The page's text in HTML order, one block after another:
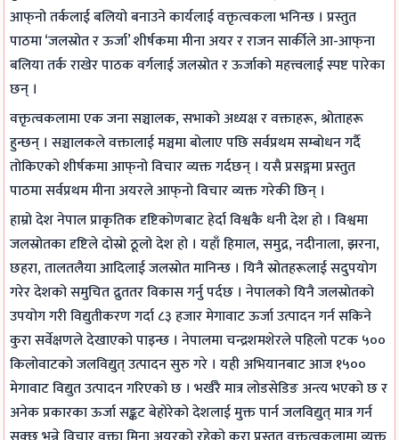
आफ्‌नो तर्कलाई बलियो बनाउने कार्यलाई वक्तृत्वकला भनिन्छ । प्रस्तुत
पाठमा ‘जलस्रोत र ऊर्जा’ शीर्षकमा मीना अयर र राजन सार्कीले आ-आफ्‌ना
बलिया तर्क राखेर पाठक वर्गलाई जलस्रोत र ऊर्जाको महत्त्वलाई स्पष्ट पारेका
छन् ।
वक्तृत्वकलामा एक जना सञ्चालक, सभाको अध्यक्ष र वक्ताहरू, श्रोताहरू
हुन्छन् । सञ्चालकले वक्तालाई मञ्चमा बोलाए पछि सर्वप्रथम सम्बोधन गर्दै
तोकिएको शीर्षकमा आफ्‌नो विचार व्यक्त गर्दछन् । यसै प्रसङ्गमा प्रस्तुत
पाठमा सर्वप्रथम मीना अयरले आफ्‌नो विचार व्यक्त गरेकी छिन् ।
हाम्रो देश नेपाल प्राकृतिक दृष्टिकोणबाट हेर्दा विश्वकै धनी देश हो । विश्वमा
जलस्रोतका दृष्टिले दोस्रो ठूलो देश हो । यहाँ हिमाल, समुद्र, नदीनाला, झरना,
छहरा, तालतलैया आदिलाई जलस्रोत मानिन्छ । यिनै स्रोतहरूलाई सदुपयोग
गरेर देशको समुचित द्रुततर विकास गर्नु पर्दछ । नेपालको यिनै जलस्रोतको
उपयोग गरी विद्युतीकरण गर्दा ८३ हजार मेगावाट ऊर्जा उत्पादन गर्न सकिने
कुरा सर्वेक्षणले देखाएको पाइन्छ । नेपालमा चन्द्रशमशेरले पहिलो पटक ५००
किलोवाटको जलविद्युत् उत्पादन सुरु गरे । यही अभियानबाट आज १५००
मेगावाट विद्युत उत्पादन गरिएको छ । भर्खरै मात्र लोडसेडिङ अन्त्य भएको छ र
अनेक प्रकारका ऊर्जा स‌ङ्कट बेहोरेको देशलाई मुक्त पार्न जलविद्युत् मात्र गर्न
E
3
5
C
h
a
p
t
e
r
4
:
o
d
E
3
5
C
h
a
p
t
e
r
3
:
P
a
e
E
3
5
C
h
a
p
t
e
r
2
T
a
ff
E
3
5
C
h
a
p
t
e
r
1
:
T
r
a
ff
n
g
E
C
E
3
5
5
C
h
a
p
t
e
6